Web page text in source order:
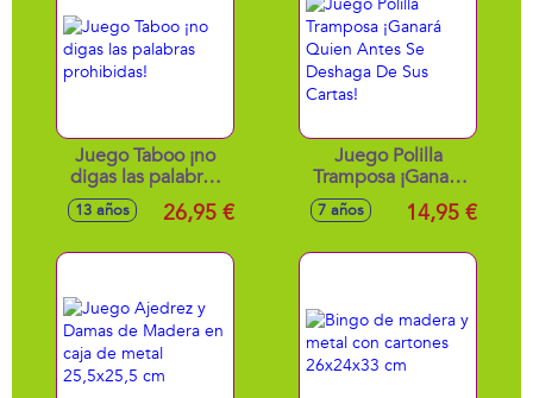
Juego Taboo ¡no
digas las palabras
prohibidas!
13 años 26,95 €
Juego Polilla
Tramposa ¡Ganará
Quien Antes Se
Deshaga De Sus
7 años 14,95 €